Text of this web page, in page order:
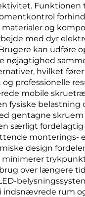
Funktionen
materialer og
med dyr
kan udføre
nøjagtighed
hvilket
professionelle
mobile
fysiske belastning
gentagne
særligt fordelagtig
monterings-
design
minimerer
over længere
indsnævrede rum